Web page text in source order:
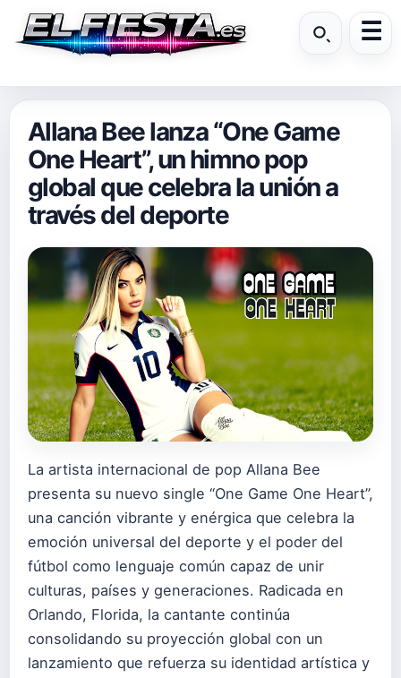
Allana Bee lanza “One Game
One Heart”, un himno pop
global que celebra la unión a
través del deporte
La artista internacional de pop Allana Bee
presenta su nuevo single “One Game One Heart”,
una canción vibrante y enérgica que celebra la
emoción universal del deporte y el poder del
fútbol como lenguaje común capaz de unir
culturas, países y generaciones. Radicada en
Orlando, Florida, la cantante continúa
consolidando su proyección global con un
lanzamiento que refuerza su identidad artística y